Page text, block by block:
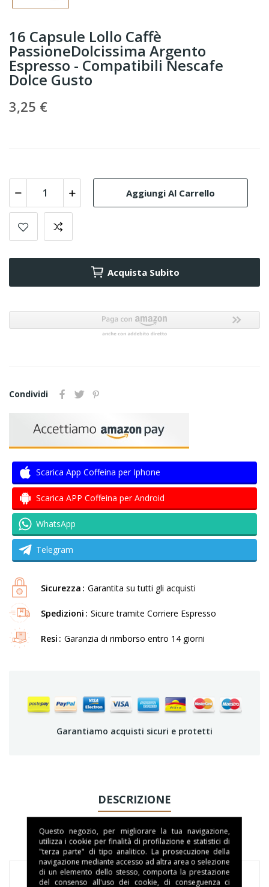
16 Capsule Lollo Caffè
PassioneDolcissima Argento
Espresso - Compatibili Nescafe
Dolce Gusto
3,25 €
Aggiungi Al Carrello
Acquista Subito
Condividi
Scarica App Coffeina per Iphone
Scarica APP Coffeina per Android
WhatsApp
Telegram
Sicurezza Garantita su tutti gli acquisti
Spedizioni Sicure tramite Corriere Espresso
Resi Garanzia di rimborso entro 14 giorni
Garantiamo acquisti sicuri e protetti
DESCRIZIONE
DETTAGLI DEL PRODOTTO
Questo negozio, per migliorare la tua navigazione,
utilizza i cookie per finalità di profilazione e statistici di
"terza parte" di tipo analitico. La prosecuzione della
navigazione mediante accesso ad altra area o selezione
di un elemento dello stesso, comporta la prestazione
del consenso all'uso dei cookie, di conseguenza ci